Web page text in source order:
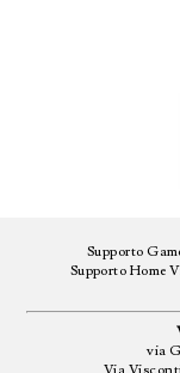
Supporto
Supporto Home
via